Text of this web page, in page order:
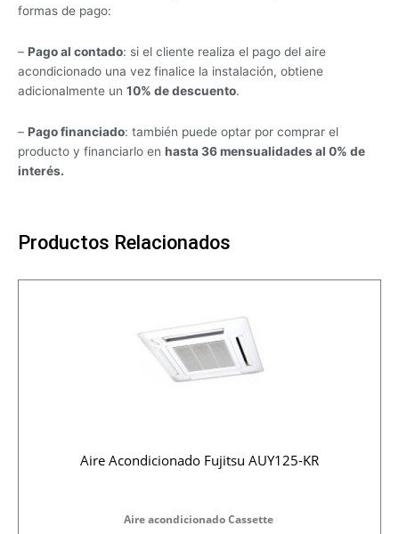
formas de pago:
– Pago al contado: si el cliente realiza el pago del aire
acondicionado una vez finalice la instalación, obtiene
adicionalmente un 10% de descuento.
– Pago financiado: también puede optar por comprar el
producto y financiarlo en hasta 36 mensualidades al 0% de
interés.
Productos Relacionados
Aire Acondicionado Fujitsu AUY125-KR
Aire acondicionado Cassette